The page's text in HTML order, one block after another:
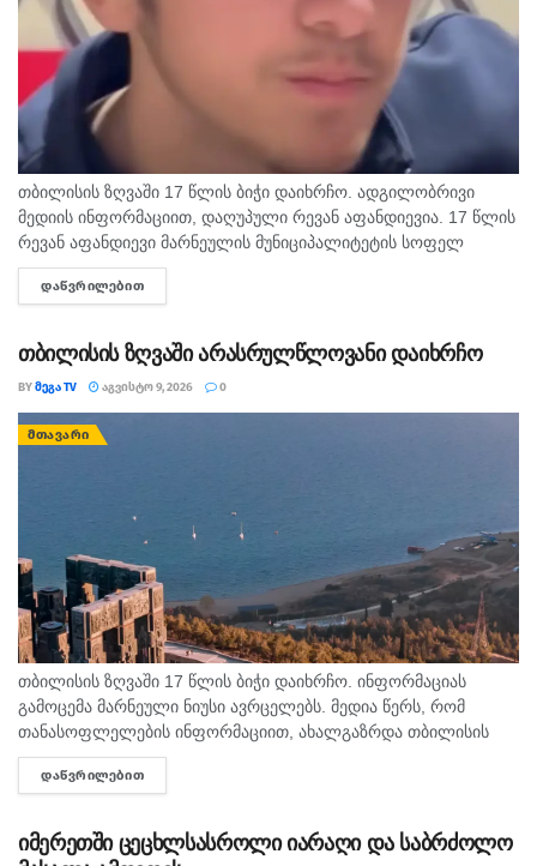
თბილისის ზღვაში 17 წლის ბიჭი დაიხრჩო. ადგილობრივი
მედიის ინფორმაციით, დაღუპული რევან აფანდიევია. 17 წლის
რევან აფანდიევი მარნეულის მუნიციპალიტეტის სოფელ
კაფანახჩის მკვიდრი იყო. თანასოფლელების ინფორმაციით,
ახალგაზრდა თბილისის ზღვაზე თანატოლებთან ერთად
ᲓᲐᲬᲕᲠᲘᲚᲔᲑᲘᲗ
თბილისის ზღვაში არასრულწლოვანი დაიხრჩო
BYᲛᲔᲒᲐ TV ᲐᲒᲕᲘᲡᲢᲝ 9, 2026 0
ᲛᲗᲐᲕᲐᲠᲘ
თბილისის ზღვაში 17 წლის ბიჭი დაიხრჩო. ინფორმაციას
გამოცემა მარნეული ნიუსი ავრცელებს. მედია წერს, რომ
თანასოფლელების ინფორმაციით, ახალგაზრდა თბილისის
ზღვაზე თანატოლებთან ერთად საცურაოდ იმყოფებოდა. შსს
ცნობით, გამოძიება 115-ე მუხლით დაიწყო.
ᲓᲐᲬᲕᲠᲘᲚᲔᲑᲘᲗ
იმერეთში ცეცხლსასროლი იარაღი და საბრძოლო